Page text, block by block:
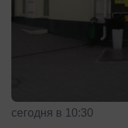
сегодня в 10:30